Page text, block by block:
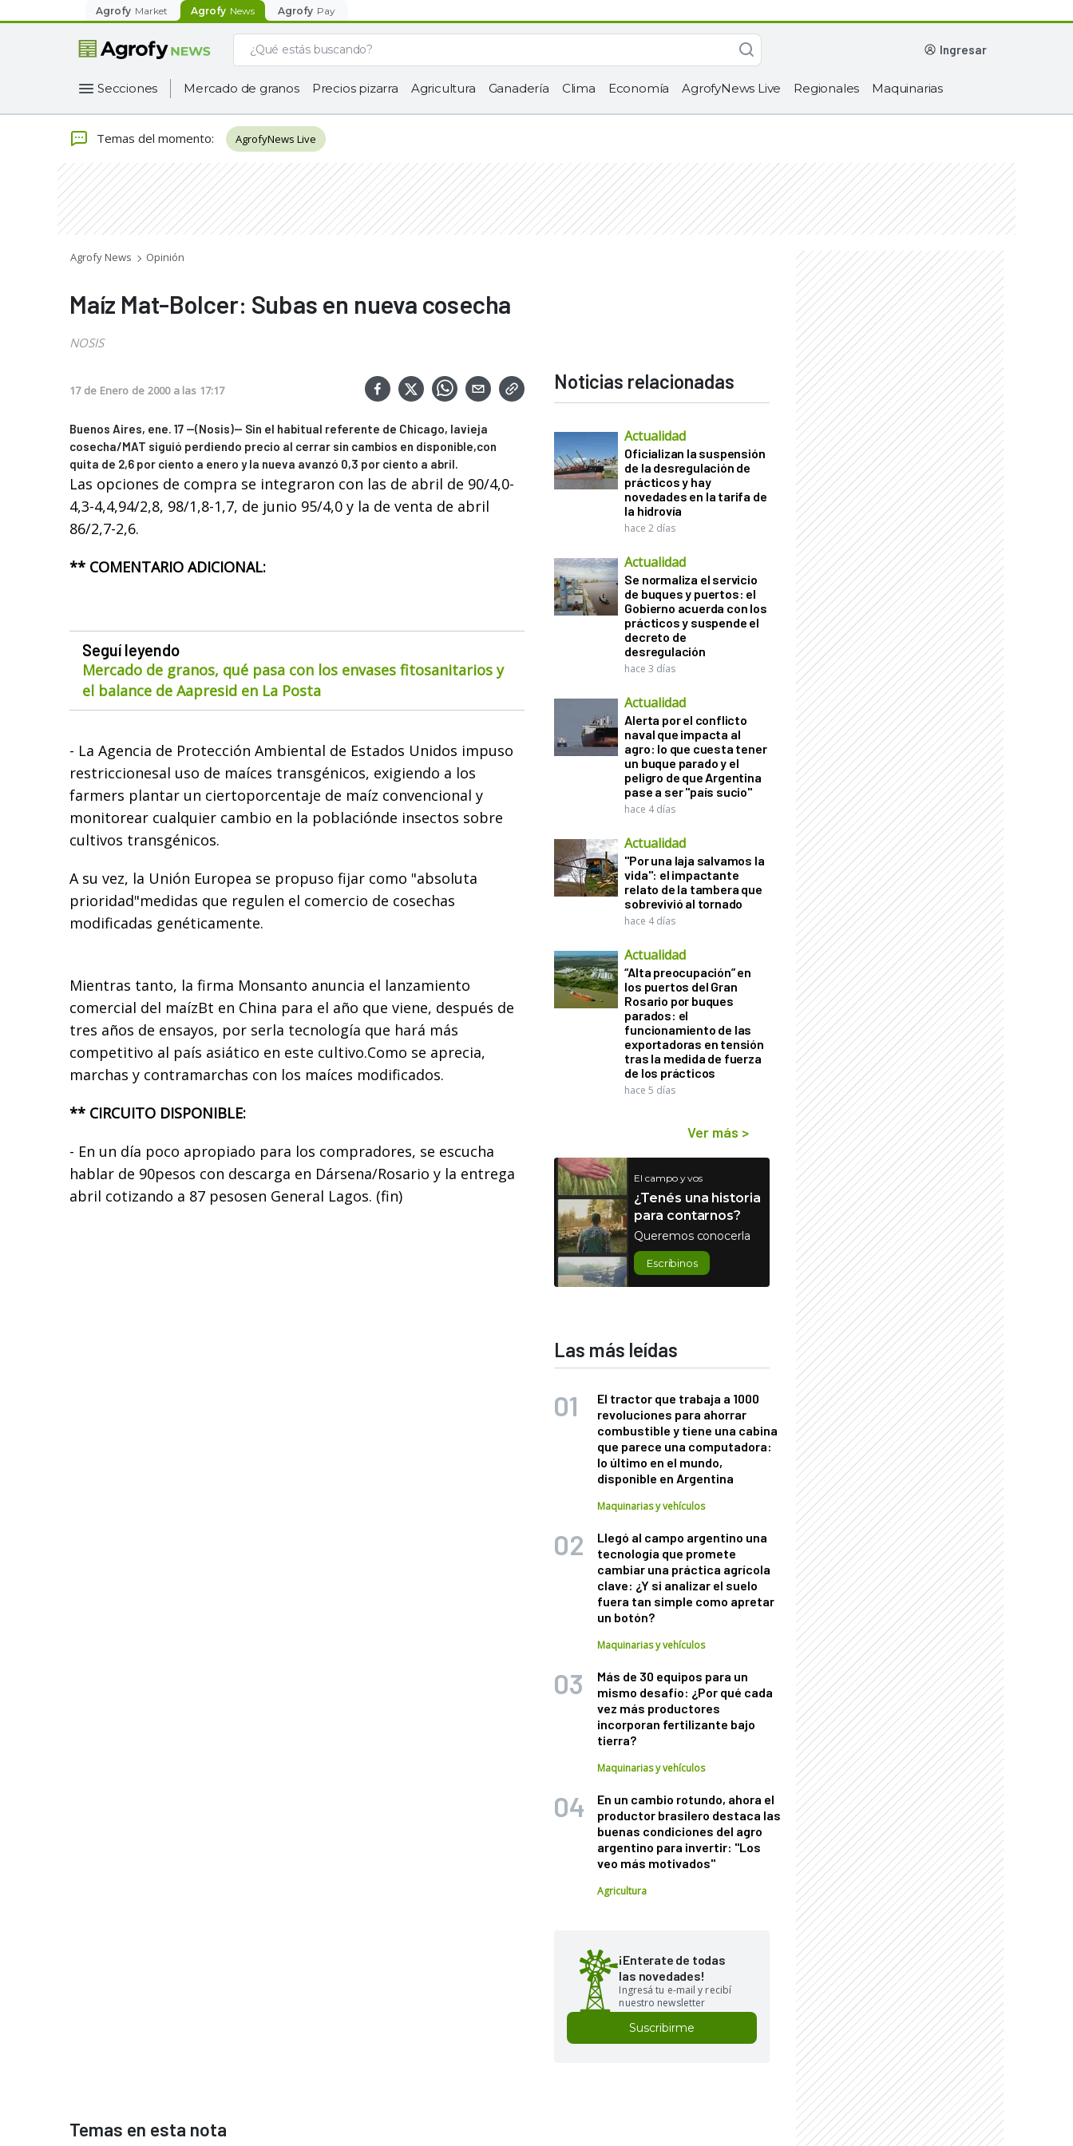
Agrofy Market Agrofy News Agrofy Pay
ingresar
Secciones Mercado de granos Precios pizarra Agricultura Ganadería Clima Economía AgrofyNews Live Regionales Maquinarias
Temas del momento: AgrofyNews Live
Agrofy News Opinión
Maíz Mat-Bolcer: Subas en nueva cosecha
NOSIS
17 de Enero de 2000 a las 17:17
Buenos Aires, ene. 17 --(Nosis)-- Sin el habitual referente de Chicago, lavieja
cosecha/MAT siguió perdiendo precio al cerrar sin cambios en disponible,con
quita de 2,6 por ciento a enero y la nueva avanzó 0,3 por ciento a abril.
Las opciones de compra se integraron con las de abril de 90/4,0-
4,3-4,4,94/2,8, 98/1,8-1,7, de junio 95/4,0 y la de venta de abril
86/2,7-2,6.
** COMENTARIO ADICIONAL:
Seguí leyendo
Mercado de granos, qué pasa con los envases fitosanitarios y
el balance de Aapresid en La Posta
- La Agencia de Protección Ambiental de Estados Unidos impuso
restriccionesal uso de maíces transgénicos, exigiendo a los
farmers plantar un ciertoporcentaje de maíz convencional y
monitorear cualquier cambio en la poblaciónde insectos sobre
cultivos transgénicos.
A su vez, la Unión Europea se propuso fijar como "absoluta
prioridad"medidas que regulen el comercio de cosechas
modificadas genéticamente.
Mientras tanto, la firma Monsanto anuncia el lanzamiento
comercial del maízBt en China para el año que viene, después de
tres años de ensayos, por serla tecnología que hará más
competitivo al país asiático en este cultivo.Como se aprecia,
marchas y contramarchas con los maíces modificados.
** CIRCUITO DISPONIBLE:
- En un día poco apropiado para los compradores, se escucha
hablar de 90pesos con descarga en Dársena/Rosario y la entrega
abril cotizando a 87 pesosen General Lagos. (fin)
Noticias relacionadas
Actualidad
Oficializan la suspensión
de la desregulación de
prácticos y hay
novedades en la tarifa de
la hidrovía
hace 2 días
Actualidad
Se normaliza el servicio
de buques y puertos: el
Gobierno acuerda con los
prácticos y suspende el
decreto de
desregulación
hace 3 días
Actualidad
Alerta por el conflicto
naval que impacta al
agro: lo que cuesta tener
un buque parado y el
peligro de que Argentina
pase a ser "país sucio"
hace 4 días
Actualidad
"Por una laja salvamos la
vida": el impactante
relato de la tambera que
sobrevivió al tornado
hace 4 días
Actualidad
“Alta preocupación” en
los puertos del Gran
Rosario por buques
parados: el
funcionamiento de las
exportadoras en tensión
tras la medida de fuerza
de los prácticos
hace 5 días
Ver más >
El campo y vos
¿Tenés una historia
para contarnos?
Queremos conocerla
Escribinos
Las más leídas
El tractor que trabaja a 1000
revoluciones para ahorrar
combustible y tiene una cabina
que parece una computadora:
lo último en el mundo,
disponible en Argentina
Maquinarias y vehículos
Llegó al campo argentino una
tecnología que promete
cambiar una práctica agrícola
clave: ¿Y si analizar el suelo
fuera tan simple como apretar
un botón?
Maquinarias y vehículos
Más de 30 equipos para un
mismo desafío: ¿Por qué cada
vez más productores
incorporan fertilizante bajo
tierra?
Maquinarias y vehículos
En un cambio rotundo, ahora el
productor brasilero destaca las
buenas condiciones del agro
argentino para invertir: "Los
veo más motivados"
Agricultura
¡Enterate de todas
las novedades!
Ingresá tu e-mail y recibí
nuestro newsletter
Suscribirme
Temas en esta nota